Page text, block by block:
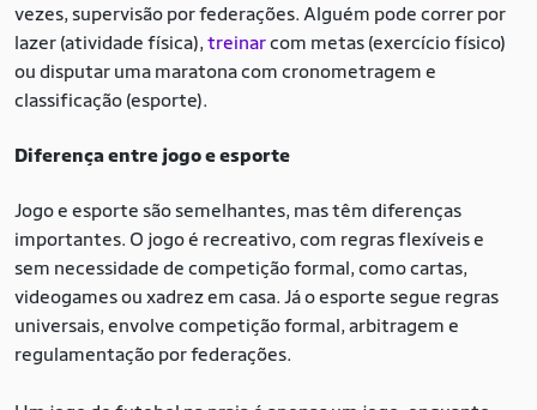
vezes, supervisão por federações. Alguém pode correr por
lazer (atividade física), treinarcom metas (exercício físico)
ou disputar uma maratona com cronometragem e
classificação (esporte).
Diferença entre jogo e esporte
Jogo e esporte são semelhantes, mas têm diferenças
importantes. O jogo é recreativo, com regras flexíveis e
sem necessidade de competição formal, como cartas,
videogames ou xadrez em casa. Já o esporte segue regras
universais, envolve competição formal, arbitragem e
regulamentação por federações.